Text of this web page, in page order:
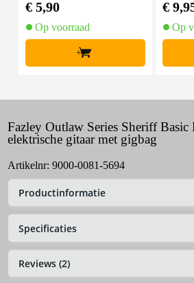
€ 5,90
Op voorraad
+
€
Op
Fazley Outlaw Series Sheriff Basic
elektrische gitaar met gigbag
Artikelnr: 9000-0081-5694
Productinformatie
Specificaties
Reviews (2)